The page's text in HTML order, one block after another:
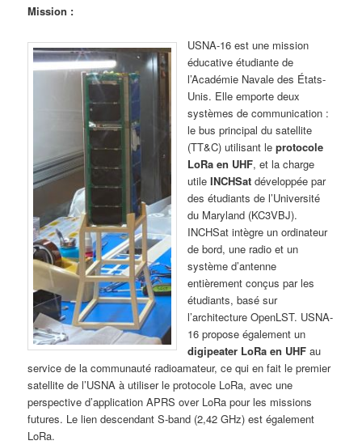
Mission :
USNA-16 est une mission
éducative étudiante de
l’Académie Navale des États-
Unis. Elle emporte deux
systèmes de communication :
le bus principal du satellite
(TT&C) utilisant leprotocole
LoRa en UHF, et la charge
utileINCHSat développée par
des étudiants de l’Université
du Maryland (KC3VBJ).
INCHSat intègre un ordinateur
de bord, une radio et un
système d’antenne
entièrement conçus par les
étudiants, basé sur
l’architecture OpenLST. USNA-
16 propose également un
digipeater LoRa en UHF au
service de la communauté radioamateur, ce qui en fait le premier
satellite de l’USNA à utiliser le protocole LoRa, avec une
perspective d’application APRS over LoRa pour les missions
futures. Le lien descendant S-band (2,42 GHz) est également
LoRa.